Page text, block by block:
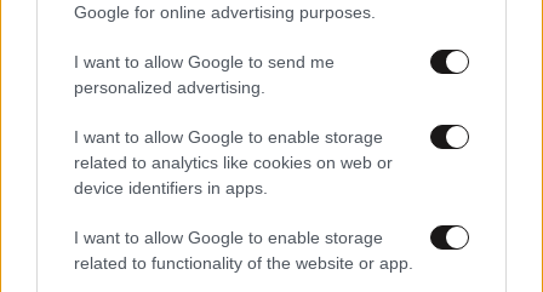
Google for online advertising purposes.
I want to allow Google to send me
personalized advertising.
I want to allow Google to enable storage
related to analytics like cookies on web or
device identifiers in apps.
I want to allow Google to enable storage
related to functionality of the website or app.
Τραγωδία στα Μάλια: «Ο πανικός τη σκότωσε»
– Τι λένε μάρτυρες για τη 42χρονη Ολλανδή